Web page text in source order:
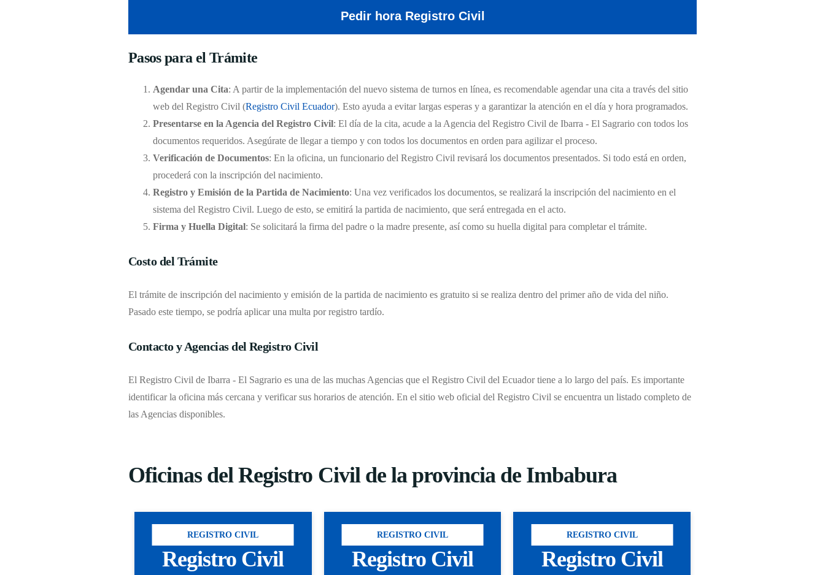
Pedir hora Registro Civil
Pasos para el Trámite
Agendar una Cita: A partir de la implementación del nuevo sistema de turnos en línea, es recomendable agendar una cita a través del sitio
web del Registro Civil (Registro Civil Ecuador). Esto ayuda a evitar largas esperas y a garantizar la atención en el día y hora programados.
Presentarse en la Agencia del Registro Civil: El día de la cita, acude a la Agencia del Registro Civil de Ibarra - El Sagrario con todos los
documentos requeridos. Asegúrate de llegar a tiempo y con todos los documentos en orden para agilizar el proceso.
Verificación de Documentos: En la oficina, un funcionario del Registro Civil revisará los documentos presentados. Si todo está en orden,
procederá con la inscripción del nacimiento.
Registro y Emisión de la Partida de Nacimiento: Una vez verificados los documentos, se realizará la inscripción del nacimiento en el
sistema del Registro Civil. Luego de esto, se emitirá la partida de nacimiento, que será entregada en el acto.
Firma y Huella Digital: Se solicitará la firma del padre o la madre presente, así como su huella digital para completar el trámite.
Costo del Trámite
El trámite de inscripción del nacimiento y emisión de la partida de nacimiento es gratuito si se realiza dentro del primer año de vida del niño.
Pasado este tiempo, se podría aplicar una multa por registro tardío.
Contacto y Agencias del Registro Civil
El Registro Civil de Ibarra - El Sagrario es una de las muchas Agencias que el Registro Civil del Ecuador tiene a lo largo del país. Es importante
identificar la oficina más cercana y verificar sus horarios de atención. En el sitio web oficial del Registro Civil se encuentra un listado completo de
las Agencias disponibles.
Oficinas del Registro Civil de la provincia de Imbabura
REGISTRO CIVIL
Registro Civil
REGISTRO CIVIL
Registro Civil
REGISTRO CIVIL
Registro Civil